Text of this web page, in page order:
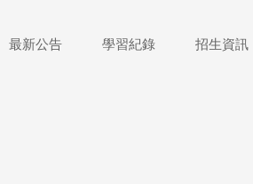
最新公告 學習紀錄 招生資訊